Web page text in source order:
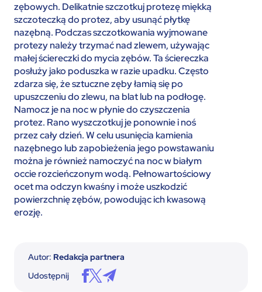
zębowych. Delikatnie szczotkuj protezę miękką
szczoteczką do protez, aby usunąć płytkę
nazębną. Podczas szczotkowania wyjmowane
protezy należy trzymać nad zlewem, używając
małej ściereczki do mycia zębów. Ta ściereczka
posłuży jako poduszka w razie upadku. Często
zdarza się, że sztuczne zęby łamią się po
upuszczeniu do zlewu, na blat lub na podłogę.
Namocz je na noc w płynie do czyszczenia
protez. Rano wyszczotkuj je ponownie i noś
przez cały dzień. W celu usunięcia kamienia
nazębnego lub zapobieżenia jego powstawaniu
można je również namoczyć na noc w białym
occie rozcieńczonym wodą. Pełnowartościowy
ocet ma odczyn kwaśny i może uszkodzić
powierzchnię zębów, powodując ich kwasową
erozję.
Autor: Redakcja partnera
Udostępnij